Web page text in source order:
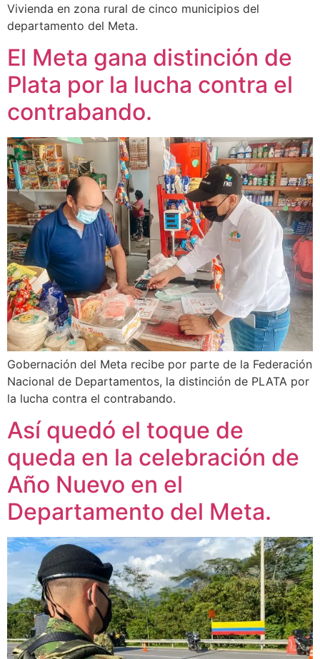
Vivienda en zona rural de cinco municipios del
departamento del Meta.
El Meta gana distinción de
Plata por la lucha contra el
contrabando.
Gobernación del Meta recibe por parte de la Federación
Nacional de Departamentos, la distinción de PLATA por
la lucha contra el contrabando.
Así quedó el toque de
queda en la celebración de
Año Nuevo en el
Departamento del Meta.